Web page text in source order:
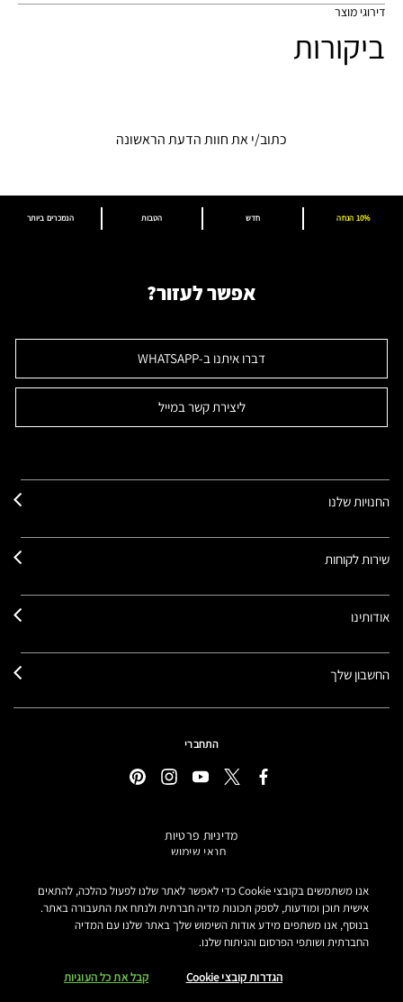
דירוגי מוצר
ביקורות
כתוב/י את חוות הדעת הראשונה
הנמכרים ביותר הטבות חדש 10% הנחה
אפשר לעזור?
דברו איתנו ב-WHATSAPP
ליצירת קשר במייל
החנויות שלנו
שירות לקוחות
אודותינו
החשבון שלך
התחברי
מדיניות פרטיות
תנאי שימוש
מידע על מוצרים מזוייפים
הצהרת נגישות
הגדרות קובצי COOKIE
MAKE-UP ART COSMETICS© מאק קוסמטיקס כל הזכויות שמורות.
הטקסטים מנוסחים באתר בלשון נקבה אך פונים לכל המגדרים
אנו משתמשים בקובצי Cookie כדי לאפשר לאתר שלנו לפעול כהלכה, להתאים
אישית תוכן ומודעות, לספק תכונות מדיה חברתית ולנתח את התעבורה באתר.
בנוסף, אנו משתפים מידע אודות השימוש שלך באתר שלנו עם המדיה
החברתית ושותפי הפרסום והניתוח שלנו.
הגדרות קובצי Cookie קבל את כל העוגיות